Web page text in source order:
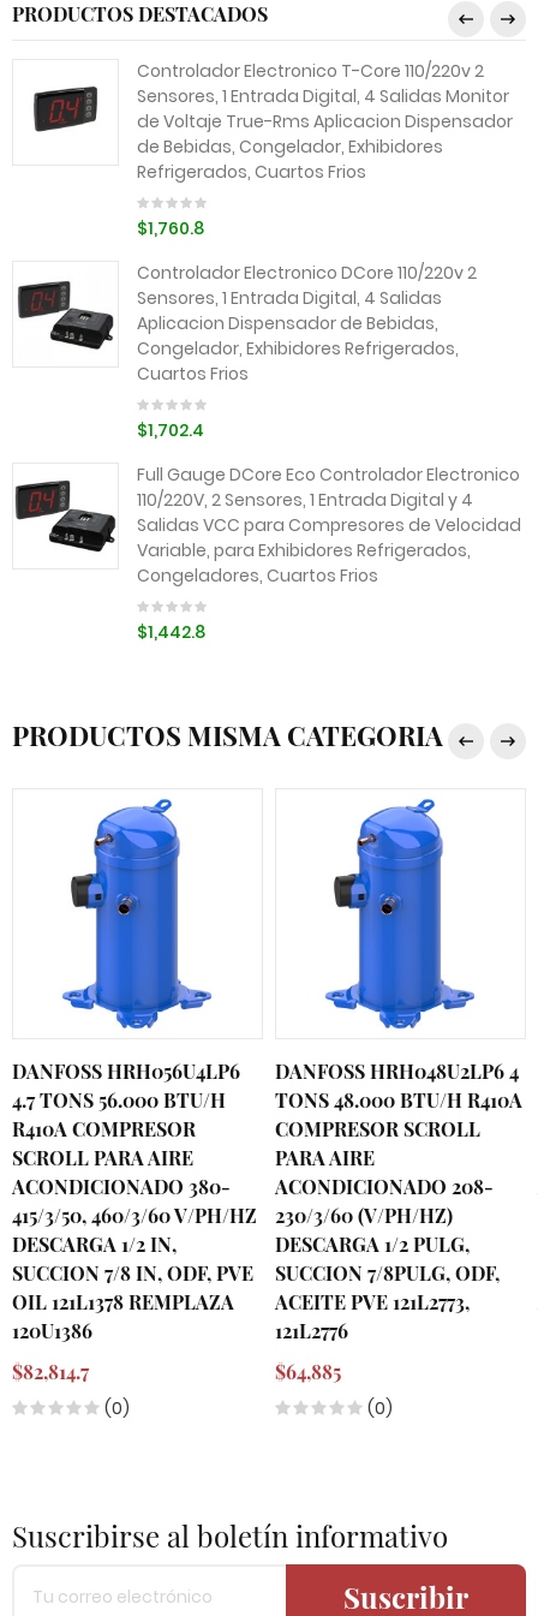
PRODUCTOS DESTACADOS
Controlador Electronico T-Core 110/220v 2
Sensores, 1 Entrada Digital, 4 Salidas Monitor
de Voltaje True-Rms Aplicacion Dispensador
de Bebidas, Congelador, Exhibidores
Refrigerados, Cuartos Frios
$1,760.8
Controlador Electronico DCore 110/220v 2
Sensores, 1 Entrada Digital, 4 Salidas
Aplicacion Dispensador de Bebidas,
Congelador, Exhibidores Refrigerados,
Cuartos Frios
$1,702.4
Full Gauge DCore Eco Controlador Electronico
110/220V, 2 Sensores, 1 Entrada Digital y 4
Salidas VCC para Compresores de Velocidad
Variable, para Exhibidores Refrigerados,
Congeladores, Cuartos Frios
$1,442.8
PRODUCTOS MISMA CATEGORIA
DANFOSS HRH056U4LP6
4.7 TONS 56.000 BTU/H
R410A COMPRESOR
SCROLL PARA AIRE
ACONDICIONADO 380-
415/3/50, 460/3/60 V/PH/HZ
DESCARGA 1/2 IN,
SUCCION 7/8 IN, ODF, PVE
OIL 121L1378 REMPLAZA
120U1386
$82,814.7
(0)
DANFOSS HRH048U2LP6 4
TONS 48.000 BTU/H R410A
COMPRESOR SCROLL
PARA AIRE
ACONDICIONADO 208-
230/3/60 (V/PH/HZ)
DESCARGA 1/2 PULG,
SUCCION 7/8PULG, ODF,
ACEITE PVE 121L2773,
121L2776
$64,885
(0)
Suscribirse al boletín informativo
Suscribir